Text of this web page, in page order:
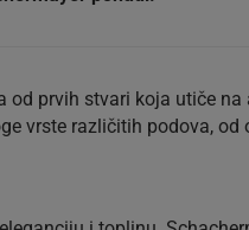
od prvih stvari koja utiče
vrste različitih podova,